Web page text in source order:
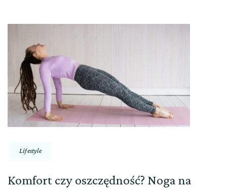
Lifestyle
Komfort czy oszczędność? Noga na